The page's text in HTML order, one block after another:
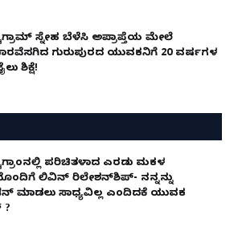
ಸ್ನೇಹ ಬೆಳೆಸಿ ಅಪ್ರಾಪ್ತೆಯ ಮೇಲೆ
ಗುರುಪುರದ ಯುವಕನಿಗೆ 20 ವರ್ಷಗಳ
ಶಿಕ್ಷೆ!
ಪರಿಚಿತಳಾದ ಎರಡು ಮಕ್ಕಳ
ಲಿವಿನ್ ರಿಲೇಶನ್​ಶಿಪ್- ನನ್ನನ್ನು
ಮಾಡಲು ಸಾಧ್ಯವಿಲ್ಲ ಎಂದಿದಕ್ಕೆ ಯುವಕ
?